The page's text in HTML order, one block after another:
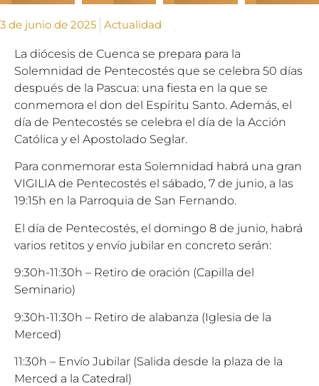
3 de junio de 2025 Actualidad
La diócesis de Cuenca se prepara para la
Solemnidad de Pentecostés que se celebra 50 días
después de la Pascua: una fiesta en la que se
conmemora el don del Espíritu Santo. Además, el
día de Pentecostés se celebra el día de la Acción
Católica y el Apostolado Seglar.
Para conmemorar esta Solemnidad habrá una gran
VIGILIA de Pentecostés el sábado, 7 de junio, a las
19:15h en la Parroquia de San Fernando.
El día de Pentecostés, el domingo 8 de junio, habrá
varios retitos y envío jubilar en concreto serán:
9:30h-11:30h – Retiro de oración (Capilla del
Seminario)
9:30h-11:30h – Retiro de alabanza (Iglesia de la
Merced)
11:30h – Envío Jubilar (Salida desde la plaza de la
Merced a la Catedral)